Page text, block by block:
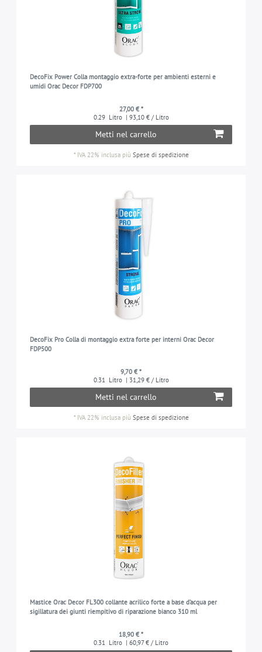
DecoFix Power Colla montaggio extra-forte per ambienti esterni e
umidi Orac Decor FDP700
27,00 € *
0.29 Litro | 93,10 € / Litro
Metti nel carrello
* IVA 22% inclusapiù Spese di spedizione
DecoFix Pro Colla di montaggio extra forte per interni Orac Decor
FDP500
9,70 € *
0.31 Litro | 31,29 € / Litro
Metti nel carrello
* IVA 22% inclusapiù Spese di spedizione
Mastice Orac Decor FL300 collante acrilico forte a base d’acqua per
sigillatura dei giunti riempitivo di riparazione bianco 310 ml
18,90 € *
0.31 Litro | 60,97 € / Litro